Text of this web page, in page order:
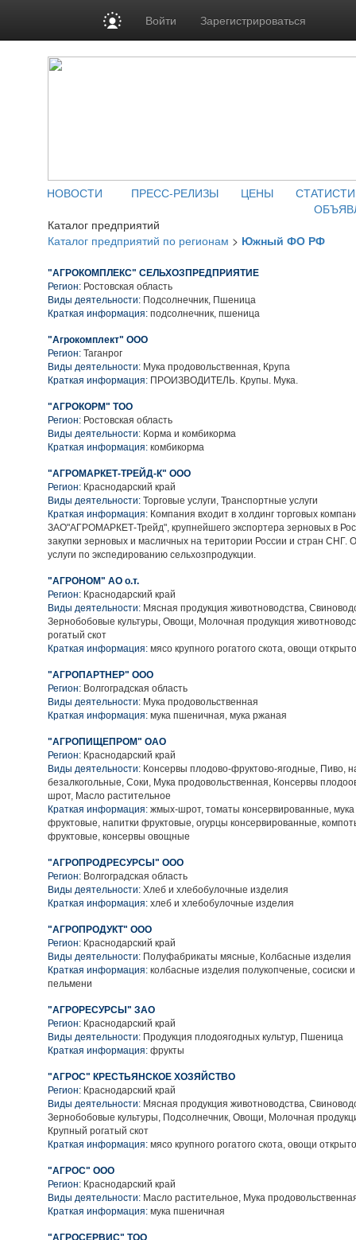
Войти Зарегистрироваться
НОВОСТИ ПРЕСС-РЕЛИЗЫ ЦЕНЫ
Каталог предприятий
Каталог предприятий по регионам > Южный ФО РФ
"АГРОКОМПЛЕКС" СЕЛЬХОЗПРЕДПРИЯТИЕ
Регион: Ростовская область
Виды деятельности: Подсолнечник, Пшеница
Краткая информация: подсолнечник, пшеница
"Агрокомплект" ООО
Регион: Таганрог
Виды деятельности: Мука продовольственная, Крупа
Краткая информация: ПРОИЗВОДИТЕЛЬ. Крупы. Мука.
"АГРОКОРМ" ТОО
Регион: Ростовская область
Виды деятельности: Корма и комбикорма
Краткая информация: комбикорма
"АГРОМАРКЕТ-ТРЕЙД-К" ООО
Регион: Краснодарский край
Виды деятельности: Торговые услуги, Транспортные услуги
Краткая информация: Компания входит в холдинг торговых
ЗАО"АГРОМАРКЕТ-Трейд", крупнейшего экспортера зерновых в
закупки зерновых и масличных на територии России и стран СНГ.
услуги по экспедированию сельхозпродукции.
"АГРОНОМ" АО о.т.
Регион: Краснодарский край
Виды деятельности: Мясная продукция животноводства,
Зернобобовые культуры, Овощи, Молочная продукция
рогатый скот
Краткая информация: мясо крупного рогатого скота, овощи
"АГРОПАРТНЕР" ООО
Регион: Волгоградская область
Виды деятельности: Мука продовольственная
Краткая информация: мука пшеничная, мука ржаная
"АГРОПИЩЕПРОМ" ОАО
Регион: Краснодарский край
Виды деятельности: Консервы плодово-фруктово-ягодные, Пиво,
безалкогольные, Соки, Мука продовольственная, Консервы
шрот, Масло растительное
Краткая информация: жмых-шрот, томаты консервированные,
фруктовые, напитки фруктовые, огурцы консервированные,
фруктовые, консервы овощные
"АГРОПРОДРЕСУРСЫ" ООО
Регион: Волгоградская область
Виды деятельности: Хлеб и хлебобулочные изделия
Краткая информация: хлеб и хлебобулочные изделия
"АГРОПРОДУКТ" ООО
Регион: Краснодарский край
Виды деятельности: Полуфабрикаты мясные, Колбасные изделия
Краткая информация: колбасные изделия полукопченые, сосиски
пельмени
"АГРОРЕСУРСЫ" ЗАО
Регион: Краснодарский край
Виды деятельности: Продукция плодоягодных культур, Пшеница
Краткая информация: фрукты
"АГРОС" КРЕСТЬЯНСКОЕ ХОЗЯЙСТВО
Регион: Краснодарский край
Виды деятельности: Мясная продукция животноводства,
Зернобобовые культуры, Подсолнечник, Овощи, Молочная
Крупный рогатый скот
Краткая информация: мясо крупного рогатого скота, овощи
"АГРОС" ООО
Регион: Краснодарский край
Виды деятельности: Масло растительное, Мука
Краткая информация: мука пшеничная
"АГРОСЕРВИС" ТОО